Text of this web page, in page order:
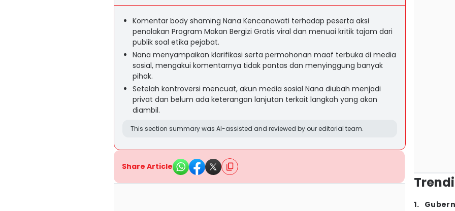
Komentar body shaming Nana Kencanawati terhadap peserta aksi
penolakan Program Makan Bergizi Gratis viral dan menuai kritik tajam dari
publik soal etika pejabat.
Nana menyampaikan klarifikasi serta permohonan maaf terbuka di media
sosial, mengakui komentarnya tidak pantas dan menyinggung banyak
pihak.
Setelah kontroversi mencuat, akun media sosial Nana diubah menjadi
privat dan belum ada keterangan lanjutan terkait langkah yang akan
diambil.
This section summary was AI-assisted and reviewed by our editorial team.
Share Article
1.